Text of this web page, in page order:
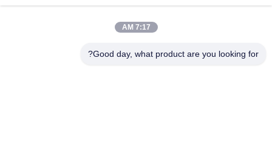
معلومات عنا
مراقبة الجودة
7:17 AM
Good day, what product are you looking for?